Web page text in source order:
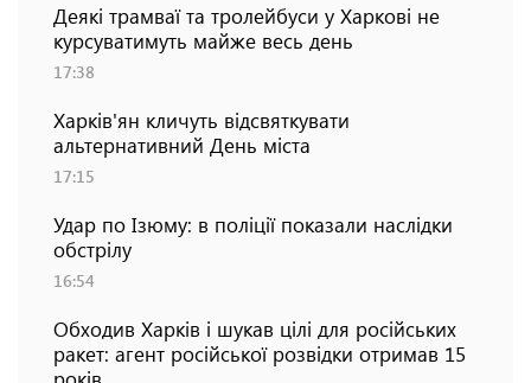
Деякі трамваї та тролейбуси у Харкові не
курсуватимуть майже весь день
17:38
Харків'ян кличуть відсвяткувати
альтернативний День міста
17:15
Удар по Ізюму: в поліції показали наслідки
обстрілу
16:54
Обходив Харків і шукав цілі для російських
ракет: агент російської розвідки отримав 15